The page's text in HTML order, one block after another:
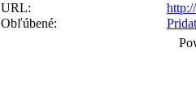
URL:
Obľúbené: